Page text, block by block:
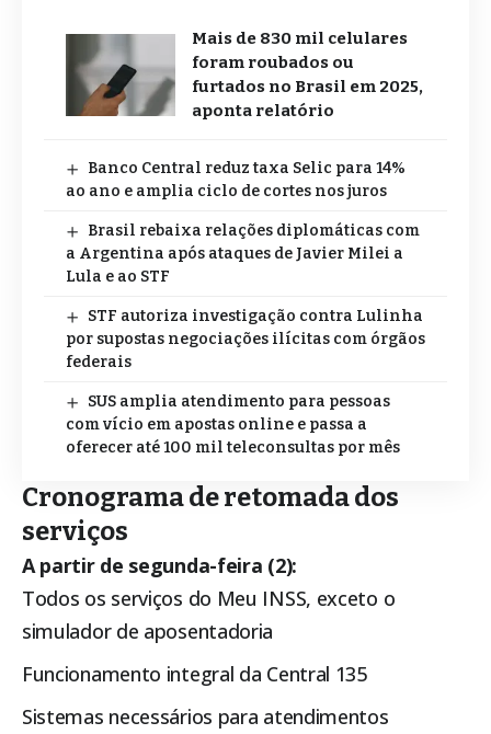
Mais de 830 mil celulares
foram roubados ou
furtados no Brasil em 2025,
aponta relatório
Banco Central reduz taxa Selic para 14%
ao ano e amplia ciclo de cortes nos juros
Brasil rebaixa relações diplomáticas com
a Argentina após ataques de Javier Milei a
Lula e ao STF
STF autoriza investigação contra Lulinha
por supostas negociações ilícitas com órgãos
federais
SUS amplia atendimento para pessoas
com vício em apostas online e passa a
oferecer até 100 mil teleconsultas por mês
Cronograma de retomada dos
serviços
A partir de segunda-feira (2):
Todos os serviços do Meu INSS, exceto o
simulador de aposentadoria
Funcionamento integral da Central 135
Sistemas necessários para atendimentos